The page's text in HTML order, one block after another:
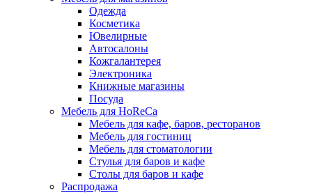
Одежда
Косметика
Ювелирные
Автосалоны
Кожгалантерея
Электроника
Книжные магазины
Посуда
Мебель для HoReCa
Мебель для кафе, баров, ресторанов
Мебель для гостиниц
Мебель для стоматологии
Стулья для баров и кафе
Столы для баров и кафе
Распродажа